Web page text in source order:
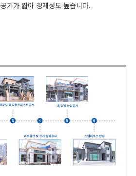
공기가 짧아 경제성도 높습니다.